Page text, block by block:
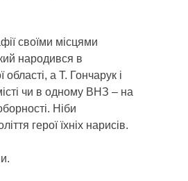
своїми місцями
народився в
а Т. Гончарук і
чи в одному ВНЗ – на
Ніби
герої їхніх нарисів.